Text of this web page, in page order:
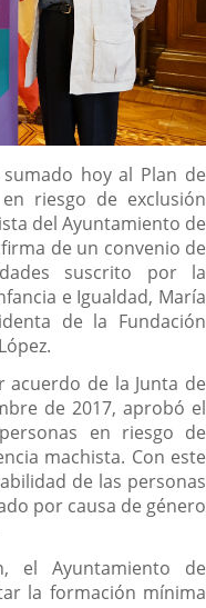
hoy al Plan de
riesgo de exclusión
del Ayuntamiento de
de un convenio de
suscrito por la
e Igualdad, María
de la Fundación
acuerdo de la Junta de
de 2017, aprobó el
en riesgo de
machista. Con este
de las personas
por causa de género
el Ayuntamiento de
la formación mínima